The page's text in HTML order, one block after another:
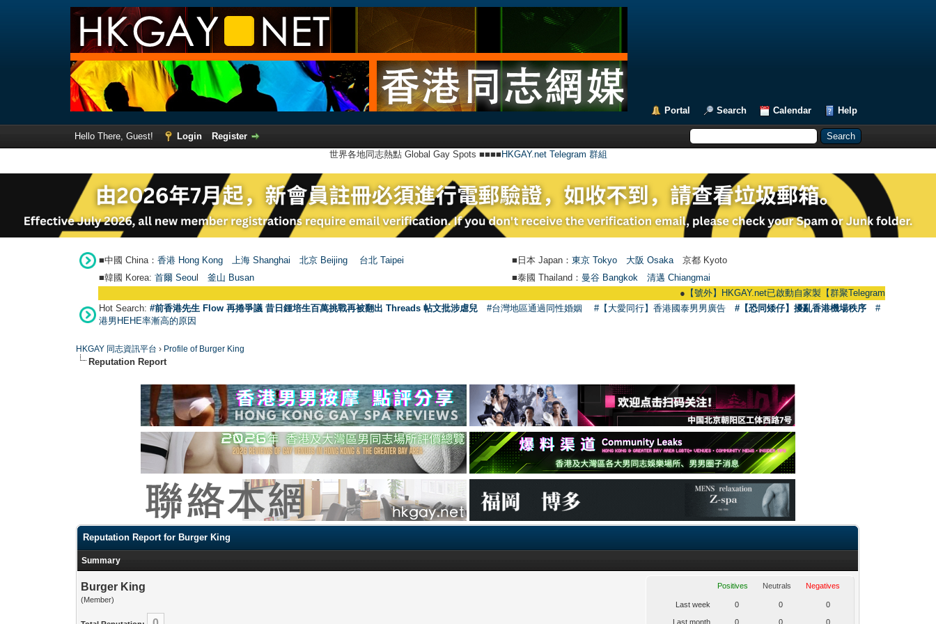
Portal Search Calendar Help
Hello There, Guest! Login
Register
世界各地同志熱點 Global Gay Spots ■■■■ HKGAY.net Telegram 群組
■中國 China： 香港 Hong Kong 上海 Shanghai 北京 Beijing 台北 Taipei ■日本 Japan： 東京 Tokyo 大阪 Osaka 京都 Kyoto
■韓國 Korea: 首爾 Seou 釜山 Busan ■泰國 Thailand： 曼谷 Bangkok
清邁 Chiangmai
【號外】HKGAY.net已啟動自家製【群聚Telegram群組】
Hot Search: #前香港先生 Flow 再捲爭議 昔日鍾培生百萬挑戰再被翻出 Threads 帖文批涉虐兒 #台灣地區通過同性婚姻 #【大愛同行】香港國泰男男廣告 #【恐同矮仔】擾亂香港機場秩序
#
港男HEHE率漸高的原因
HKGAY 同志資訊平台 › Profile of Burger King
Reputation Report
Reputation Report for Burger King
Summary
Burger King
(Member)
Positives Neutrals Negatives
Last week 0 0 0
Last month 0 0 0